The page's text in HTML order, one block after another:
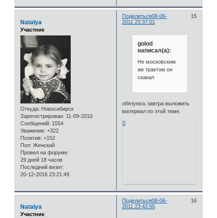
Поделиться 15
08-06-
2011 23:37:01
Natalya
Участник
Откуда: Новосибирск
Зарегистрирован: 11-09-2010
Сообщений: 1554
Уважение: +322
Позитив: +152
Пол: Женский
Провел на форуме:
29 дней 18 часов
Последний визит:
20-12-2016 23:21:49
golod
написал(а):
Не московским
же трактом он
скакал
обязуюсь завтра выложить
материал по этой теме.
0
Поделиться 16
08-06-
2011 23:42:55
Natalya
Участник